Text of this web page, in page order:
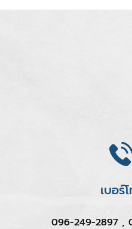
เบอร์
096-249-2897 ,